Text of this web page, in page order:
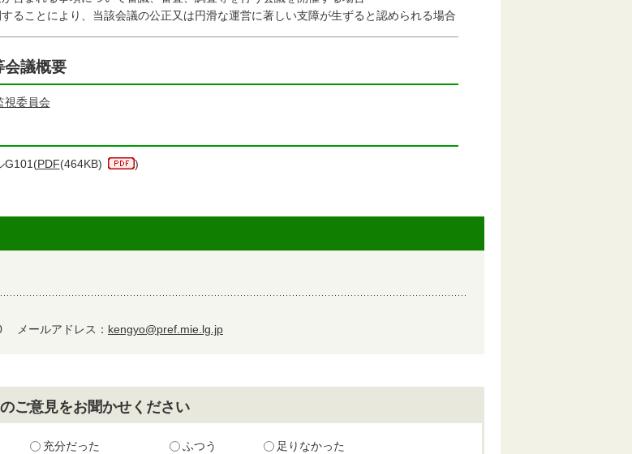
することにより、当該会議の公正又は円滑な運営に著しい支障が生ずると認められる場合
会議概要
視委員会
G101(PDF(464KB) )
メールアドレス： kengyo@pref.mie.lg.jp
ご意見をお聞かせください
充分だった ふつう 足りなかった